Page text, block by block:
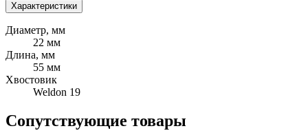
Характеристики
Диаметр, мм
22 мм
Длина, мм
55 мм
Хвостовик
Weldon 19
Сопутствующие товары